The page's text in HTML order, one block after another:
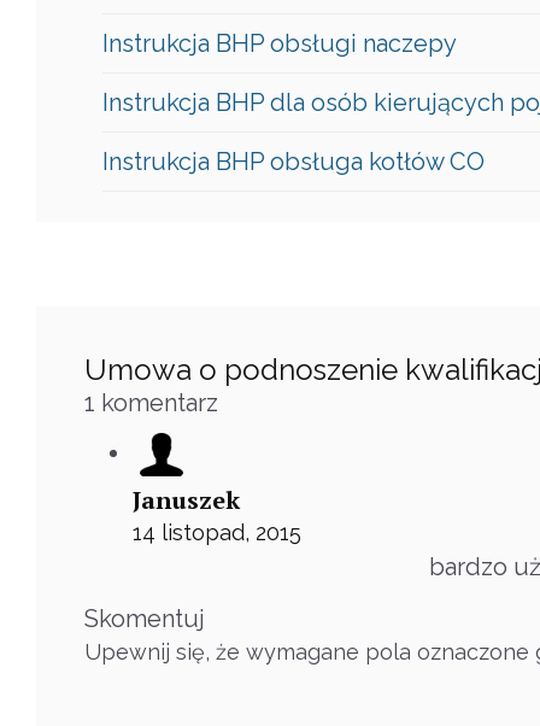
Instrukcja BHP obsługi naczepy
Instrukcja BHP dla osób kierujących
Instrukcja BHP obsługa kotłów CO
Umowa o podnoszenie
1 komentarz
Januszek
14 listopad, 2015
bardzo
Skomentuj
Upewnij się, że wymagane pola oznaczone